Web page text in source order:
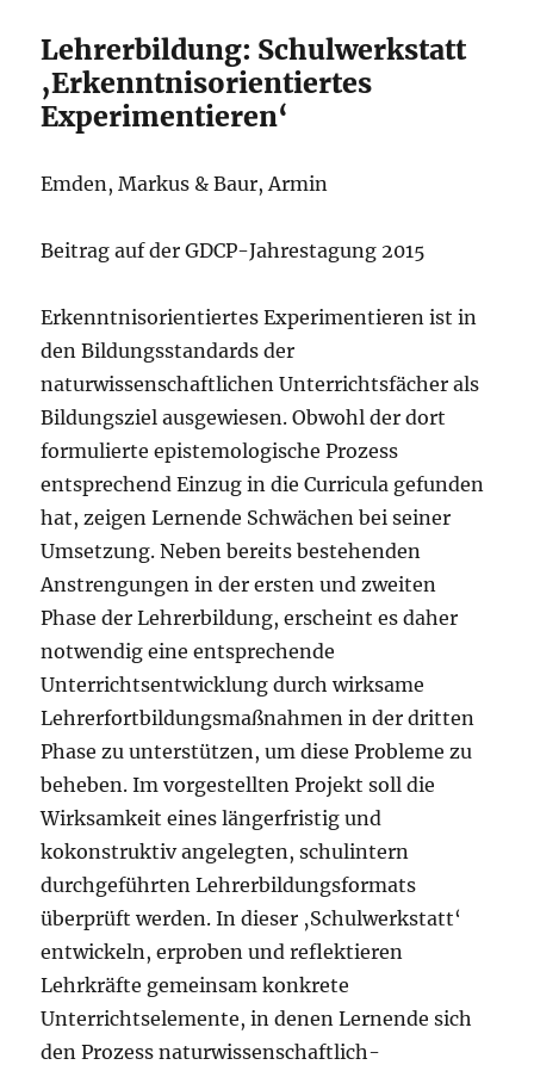
Lehrerbildung: Schulwerkstatt
‚Erkenntnisorientiertes
Experimentieren‘
Emden, Markus & Baur, Armin
Beitrag auf der GDCP-Jahrestagung 2015
Erkenntnisorientiertes Experimentieren ist in
den Bildungsstandards der
naturwissenschaftlichen Unterrichtsfächer als
Bildungsziel ausgewiesen. Obwohl der dort
formulierte epistemologische Prozess
entsprechend Einzug in die Curricula gefunden
hat, zeigen Lernende Schwächen bei seiner
Umsetzung. Neben bereits bestehenden
Anstrengungen in der ersten und zweiten
Phase der Lehrerbildung, erscheint es daher
notwendig eine entsprechende
Unterrichtsentwicklung durch wirksame
Lehrerfortbildungsmaßnahmen in der dritten
Phase zu unterstützen, um diese Probleme zu
beheben. Im vorgestellten Projekt soll die
Wirksamkeit eines längerfristig und
kokonstruktiv angelegten, schulintern
durchgeführten Lehrerbildungsformats
überprüft werden. In dieser ‚Schulwerkstatt‘
entwickeln, erproben und reflektieren
Lehrkräfte gemeinsam konkrete
Unterrichtselemente, in denen Lernende sich
den Prozess naturwissenschaftlich-